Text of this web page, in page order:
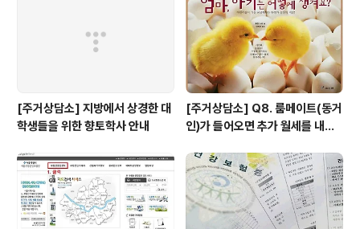
락처 / 지원 동기 또는 링크 (http://goo.gl/rudsOZ)활동
[주거상담소] 지방에서 상경한 대
학생들을 위한 향토학사 안내
[주거상담소] Q8. 룸메이트(동거
인)가 들어오면 추가 월세를 내야